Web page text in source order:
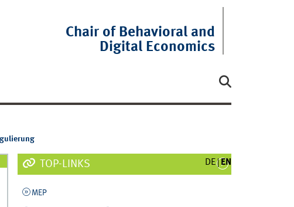
Chair of Behavioral and
Digital Economics
DE EN
TOP-LINKS
MEP